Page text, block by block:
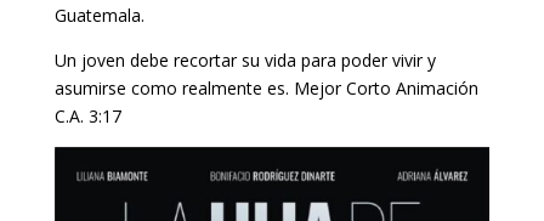
Guatemala.
Un joven debe recortar su vida para poder vivir y
asumirse como realmente es. Mejor Corto Animación
C.A. 3:17